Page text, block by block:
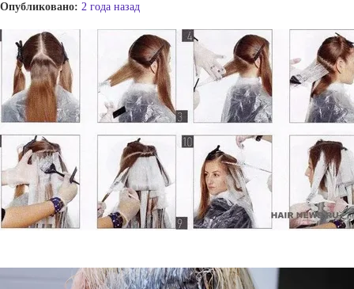
Опубликовано: 2 года назад